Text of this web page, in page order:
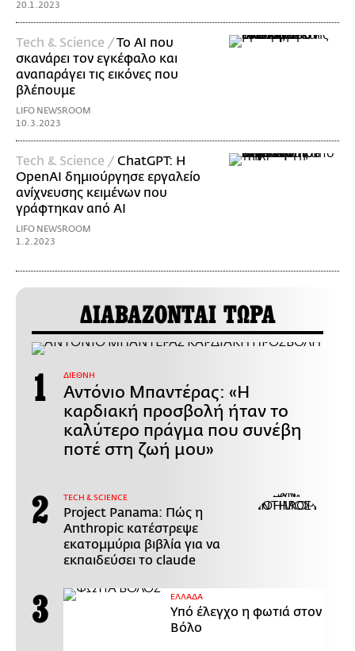
20.1.2023
Τech & Science /To ΑΙ που
σκανάρει τον εγκέφαλο και
αναπαράγει τις εικόνες που
βλέπουμε
LIFO NEWSROOM
10.3.2023
Τech & Science /ChatGPT: Η
OpenAI δημιούργησε εργαλείο
ανίχνευσης κειμένων που
γράφτηκαν από ΑΙ
LIFO NEWSROOM
1.2.2023
ΔΙΑΒΑΖΟΝΤΑΙ ΤΩΡΑ
ΔΙΕΘΝΗ
Αντόνιο Μπαντέρας: «Η
καρδιακή προσβολή ήταν το
καλύτερο πράγμα που συνέβη
ποτέ στη ζωή μου»
ΤECH & SCIENCE
Project Panama: Πώς η
Anthropic κατέστρεψε
εκατομμύρια βιβλία για να
εκπαιδεύσει το claude
ΕΛΛΑΔΑ
Υπό έλεγχο η φωτιά στον
Βόλο